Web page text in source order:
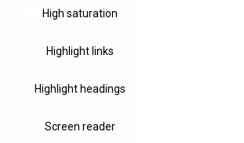
High saturation
Highlight links
Highlight headings
Screen reader